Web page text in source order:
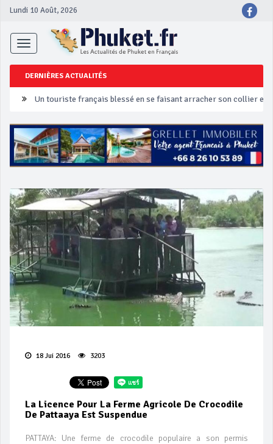
Lundi 10 Août, 2026
Toggle
navigation
DERNIÈRES ACTUALITÉS
Un touriste français blessé en se faisant arracher son collier en
Phuket Peranakan Festival
‘Phuket Eye’ assurera la sécurité pendant Songkran
Campagne de sécurité routière ‘Seven Days of Danger’ de
18 Jui 2016 3203
La Licence Pour La Ferme Agricole De Crocodile
De Pattaaya Est Suspendue
PATTAYA: Une ferme de crocodile populaire a son permis